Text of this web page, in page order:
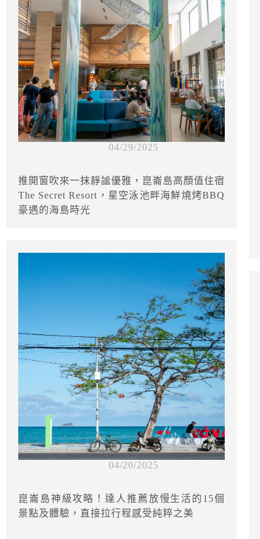
04/29/2025
推開窗吹來一抹靜謐優雅，崑崙島高顏值住宿
The Secret Resort，星空泳池畔海鮮燒烤BBQ
豪遇的海島時光
04/20/2025
崑崙島神級攻略！達人推薦放慢生活的15個
景點及體驗，直接拉行程感受純粹之美